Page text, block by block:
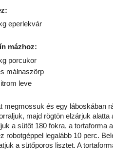
eperlekvár
mázhoz:
porcukor
málnaszörp
leve
megmossuk és egy láboskában
majd rögtön elzárjuk
a sütőt 180 fokra, a tortaforma
robotgéppel legalább 10 perc.
a sütőporos lisztet. A